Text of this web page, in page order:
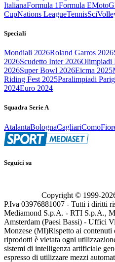
ItalianaFormula 1Formula E
CupNations LeagueTennisSci
Speciali
Mondiali 2026Roland Garros 2026
2026Scudetto Inter 2026Olimpiadi
2026Super Bowl 2026Eicma 2025
Riding Fest 2025Paralimpiadi
2024Euro 2024
Squadra Serie A
AtalantaBolognaCagliariComo
Seguici su
Copyright © 1999-
P.Iva 03976881007 - Tutti i diritti
Mediamond S.p.A. - RTI S.p.A.,
Amsterdam (Paesi Bassi) - Uffici
Monzese (MI)Rispetto ai contenuti
riprodotti è vietata ogni
sistemi di intelligenza artificiale
espresso di utilizzare mezzi